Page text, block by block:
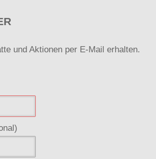
und Aktionen per E-Mail erhalten.